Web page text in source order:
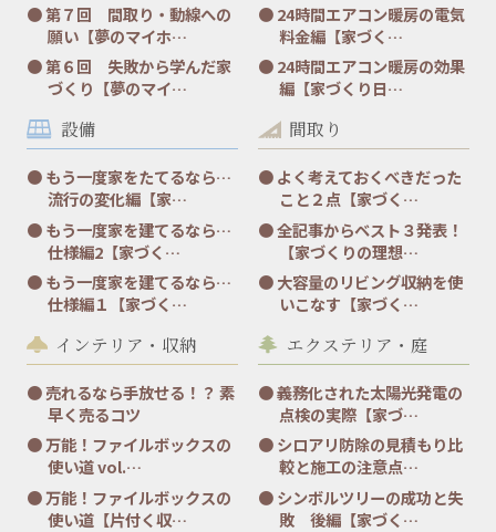
第７回 間取り・動線への
願い【夢のマイホ…
第６回 失敗から学んだ家
づくり【夢のマイ…
24時間エアコン暖房の電気
料金編【家づく…
24時間エアコン暖房の効果
編【家づくり日…
設備
もう一度家をたてるなら…
流行の変化編【家…
もう一度家を建てるなら…
仕様編2【家づく…
もう一度家を建てるなら…
仕様編１【家づく…
間取り
よく考えておくべきだった
こと２点【家づく…
全記事からベスト３発表！
【家づくりの理想…
大容量のリビング収納を使
いこなす【家づく…
インテリア・収納
売れるなら手放せる！？ 素
早く売るコツ
万能！ファイルボックスの
使い道 vol.…
万能！ファイルボックスの
使い道【片付く収…
エクステリア・庭
義務化された太陽光発電の
点検の実際【家づ…
シロアリ防除の見積もり比
較と施工の注意点…
シンボルツリーの成功と失
敗 後編【家づく…